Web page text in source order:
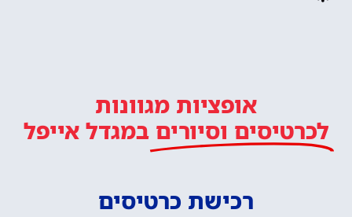
אופציות מגוונות
לכרטיסים וסיורים במגדל אייפל
רכישת כרטיסים